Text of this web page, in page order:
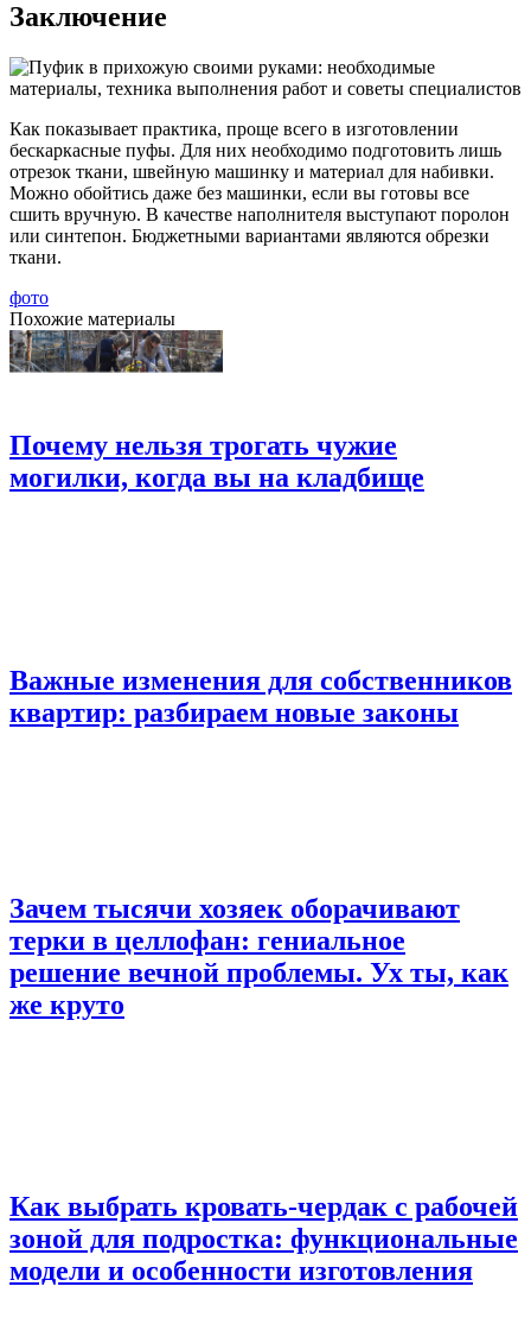
Заключение
Как показывает практика, проще всего в изготовлении
бескаркасные пуфы. Для них необходимо подготовить лишь
отрезок ткани, швейную машинку и материал для набивки.
Можно обойтись даже без машинки, если вы готовы все
сшить вручную. В качестве наполнителя выступают поролон
или синтепон. Бюджетными вариантами являются обрезки
ткани.
фото
Похожие материалы
Почему нельзя трогать чужие
могилки, когда вы на кладбище
Важные изменения для собственников
квартир: разбираем новые законы
Зачем тысячи хозяек оборачивают
терки в целлофан: гениальное
решение вечной проблемы. Ух ты, как
же круто
Как выбрать кровать-чердак с рабочей
зоной для подростка: функциональные
модели и особенности изготовления